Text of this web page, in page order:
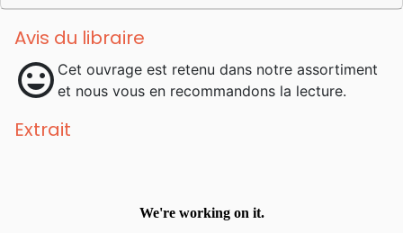
Avis du libraire
mood Cet ouvrage est retenu dans notre assortiment
et nous vous en recommandons la lecture.
Extrait